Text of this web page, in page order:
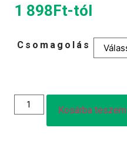
1 898Ft-tól
Csomagolás
Kosárba teszem